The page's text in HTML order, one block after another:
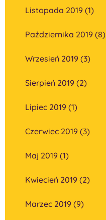
Listopada 2019 (1)
Października 2019 (8)
Wrzesień 2019 (3)
Sierpień 2019 (2)
Lipiec 2019 (1)
Czerwiec 2019 (3)
Maj 2019 (1)
Kwiecień 2019 (2)
Marzec 2019 (9)